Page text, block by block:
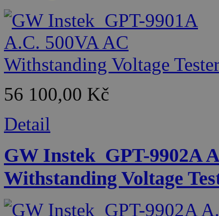
56 100,00 Kč
Detail
GW Instek_GPT-9902A
Withstanding Voltage